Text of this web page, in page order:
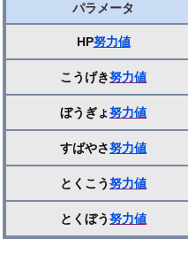
パラメータ
HP努力値
こうげき努力値
ぼうぎょ努力値
すばやさ努力値
とくこう努力値
とくぼう努力値